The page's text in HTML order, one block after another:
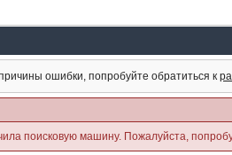
ошибки, попробуйте обратиться к
поисковую машину. Пожалуйста,